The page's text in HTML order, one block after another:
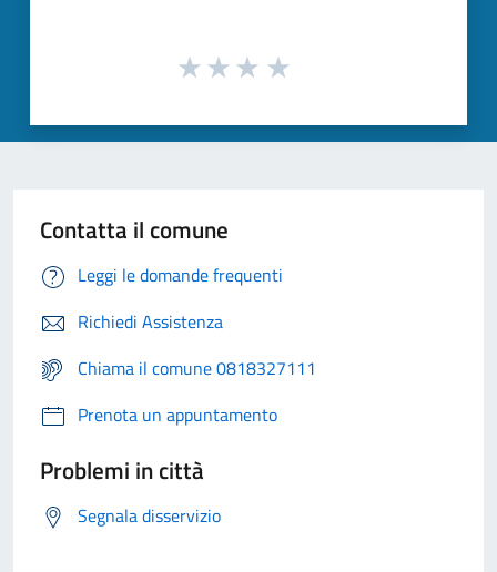
Contatta il comune
Leggi le domande frequenti
Richiedi Assistenza
Chiama il comune 0818327111
Prenota un appuntamento
Problemi in città
Segnala disservizio